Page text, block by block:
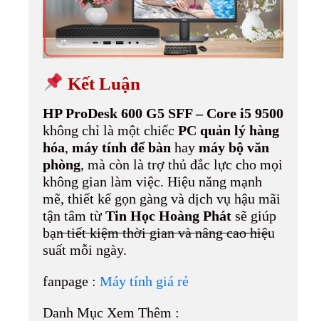
Kết Luận
HP ProDesk 600 G5 SFF – Core i5 9500
không chỉ là một chiếc PC quản lý hàng
hóa, máy tính để bàn hay máy bộ văn
phòng, mà còn là trợ thủ đắc lực cho mọi
không gian làm việc. Hiệu năng mạnh
mẽ, thiết kế gọn gàng và dịch vụ hậu mãi
tận tâm từTin Học Hoàng Phát sẽ giúp
bạn tiết kiệm thời gian và nâng cao hiệu
suất mỗi ngày.
fanpage : Máy tính giá rẻ
Danh Mục Xem Thêm :